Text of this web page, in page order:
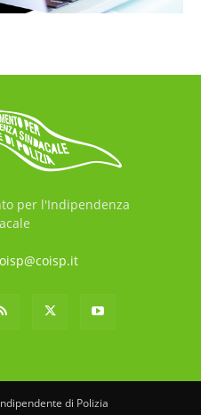
per l'Indipendenza
di Polizia